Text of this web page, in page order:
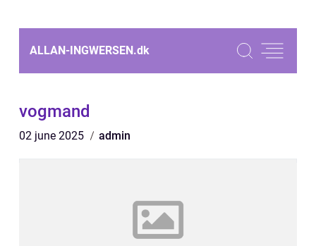
ALLAN-INGWERSEN.dk
vogmand
02 june 2025 admin